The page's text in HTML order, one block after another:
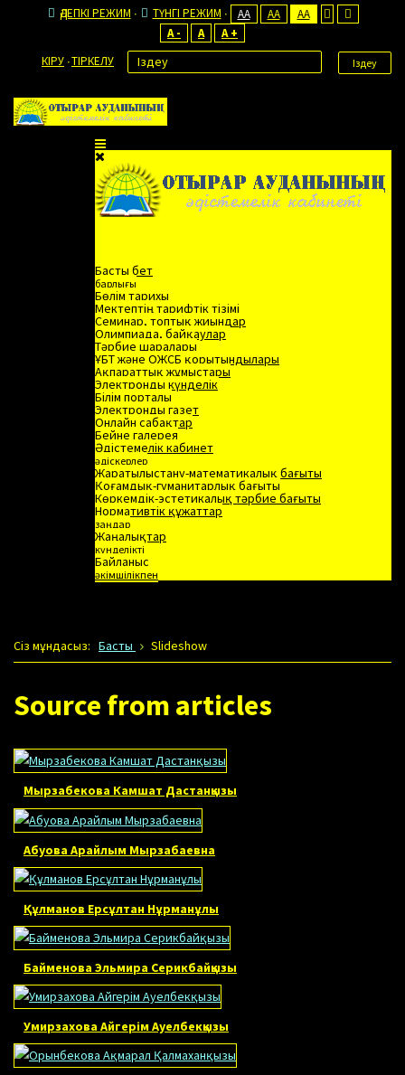
ӘДЕПКІ РЕЖИМ ТҮНГІ РЕЖИМ AA AA
AA
A -
A A +
Іздеу
КІРУ ТІРКЕЛУ
Басты бет
барлығы
Бөлім тарихы
Мектептің тарифтік тізімі
Семинар, топтық жиындар
Олимпиада, байқаулар
Тәрбие шаралары
ҰБТ және ОЖСБ қорытындылары
Ақпараттық жұмыстары
Электронды күнделік
Білім порталы
Электронды газет
Онлайн сабақтар
Бейне галерея
Әдістемелік кабинет
әдіскерлер
Жаратылыстану-математикалық бағыты
Қоғамдық-гуманитарлық бағыты
Көркемдік-эстетикалық тәрбие бағыты
Нормативтік құжаттар
заңдар
Жаңалықтар
күнделікті
Байланыс
әкімшілікпен
Сiз мұндасыз: Басты Slideshow
Source from articles
Мырзабекова Камшат Дастанқызы
Абуова Арайлым Мырзабаевна
Құлманов Ерсұлтан Нұрманұлы
Байменова Эльмира Серикбайқызы
Умирзахова Айгерім Ауелбекқызы